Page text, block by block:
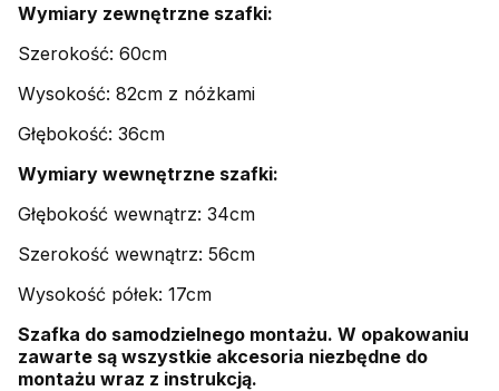
Wymiary zewnętrzne szafki:
Szerokość: 60cm
Wysokość: 82cm z nóżkami
Głębokość: 36cm
Wymiary wewnętrzne szafki:
Głębokość wewnątrz: 34cm
Szerokość wewnątrz: 56cm
Wysokość półek: 17cm
Szafka do samodzielnego montażu. W opakowaniu
zawarte są wszystkie akcesoria niezbędne do
montażu wraz z instrukcją.